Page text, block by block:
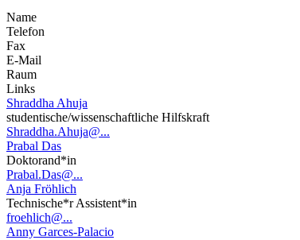
Name
Telefon
Fax
E-Mail
Raum
Links
Shraddha Ahuja
studentische/wissenschaftliche Hilfskraft
Shraddha.Ahuja@...
Prabal Das
Doktorand*in
Prabal.Das@...
Anja Fröhlich
Technische*r Assistent*in
froehlich@...
Anny Garces-Palacio